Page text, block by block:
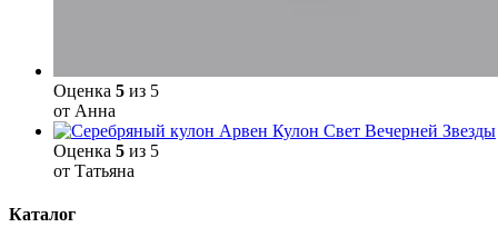
Оценка 5 из 5
от Анна
Кулон Свет Вечерней Звезды
Оценка 5 из 5
от Татьяна
Каталог